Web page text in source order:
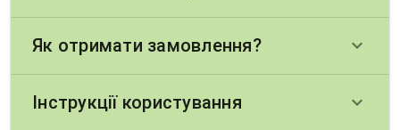
Як отримати замовлення? keyboard_arrow_down
Інструкції користування keyboard_arrow_down